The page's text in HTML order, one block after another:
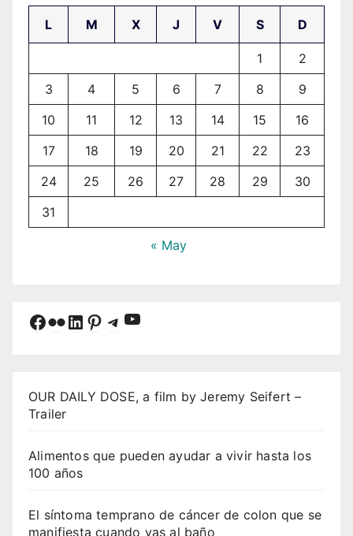
L M X J V S D
1
2
3
4 5 6 7 8
9
10
11 12 13 14 15
16
17
18 19 20 21 22
23
24
25 26 27 28 29
30
31
« May
Facebook
Flickr
LinkedIn
Pinterest
Telegram
YouTube
OUR DAILY DOSE, a film by Jeremy Seifert –
Trailer
Alimentos que pueden ayudar a vivir hasta los
100 años
El síntoma temprano de cáncer de colon que se
manifiesta cuando vas al baño